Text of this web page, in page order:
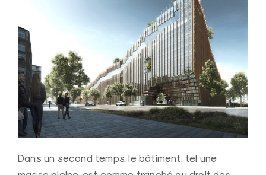
Dans un second temps, le bâtiment, tel une